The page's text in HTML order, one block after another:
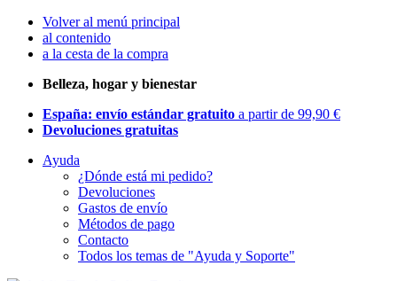
Volver al menú principal
al contenido
a la cesta de la compra
Belleza, hogar y bienestar
España: envío estándar gratuito a partir de 99,90 €
Devoluciones gratuitas
Ayuda
¿Dónde está mi pedido?
Devoluciones
Gastos de envío
Métodos de pago
Contacto
Todos los temas de "Ayuda y Soporte"